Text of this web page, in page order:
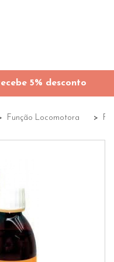
5% desconto
Função Locomotora